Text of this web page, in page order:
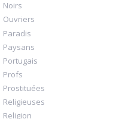
Noirs
Ouvriers
Paradis
Paysans
Portugais
Profs
Prostituées
Religieuses
Religion